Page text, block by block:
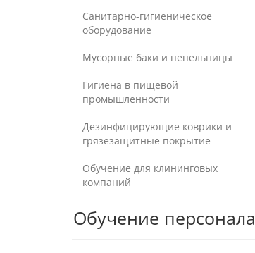
Санитарно-гигиеническое
оборудование
Мусорные баки и пепельницы
Гигиена в пищевой
промышленности
Дезинфицирующие коврики и
грязезащитные покрытие
Обучение для клининговых
компаний
Обучение персонала